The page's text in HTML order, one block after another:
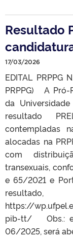
Resultado
17/03/2026
EDITAL
PRPPG) A Pró-
da
resultado
contempladas
alocadas na
com
transexuais,
e 65/2021 e
https://
pib-tt/ Obs.:
06/2025, será